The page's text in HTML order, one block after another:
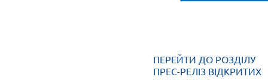
ПЕРЕЙТИ ДО РОЗДІЛУ
ПРЕС-РЕЛІЗ ВІДКРИТИХ